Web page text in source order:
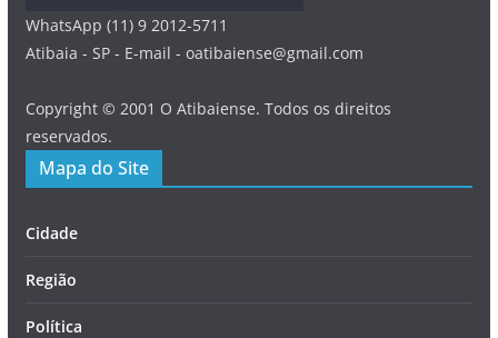
WhatsApp (11) 9 2012-5711
Atibaia - SP - E-mail - oatibaiense@gmail.com
Copyright © 2001 O Atibaiense. Todos os direitos
reservados.
Mapa do Site
Cidade
Região
Política